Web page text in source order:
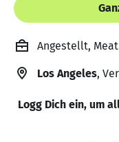
Angestellt,
Los Angeles,
Logg Dich ein, um